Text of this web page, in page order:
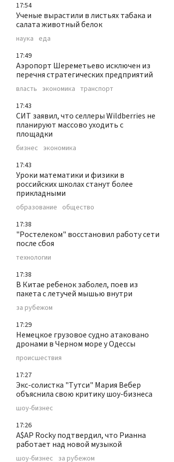
17:54
Ученые вырастили в листьях табака и
салата животный белок
наука еда
17:49
Аэропорт Шереметьево исключен из
перечня стратегических предприятий
власть экономика транспорт
17:43
СИТ заявил, что селлеры Wildberries не
планируют массово уходить с
площадки
бизнес экономика
17:43
Уроки математики и физики в
российских школах станут более
прикладными
образование общество
17:38
"Ростелеком" восстановил работу сети
после сбоя
технологии
17:38
В Китае ребенок заболел, поев из
пакета с летучей мышью внутри
за рубежом
17:29
Немецкое грузовое судно атаковано
дронами в Черном море у Одессы
происшествия
17:27
Экс-солистка "Тутси" Мария Вебер
объяснила свою критику шоу-бизнеса
шоу-бизнес
17:26
A$AP Rocky подтвердил, что Рианна
работает над новой музыкой
шоу-бизнес за рубежом